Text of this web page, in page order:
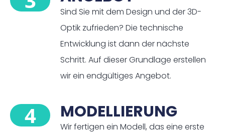
Sind Sie mit dem Design und der 3D-
Optik zufrieden? Die technische
Entwicklung ist dann der nächste
Schritt. Auf dieser Grundlage erstellen
wir ein endgültiges Angebot.
4 MODELLIERUNG
Wir fertigen ein Modell, das eine erste